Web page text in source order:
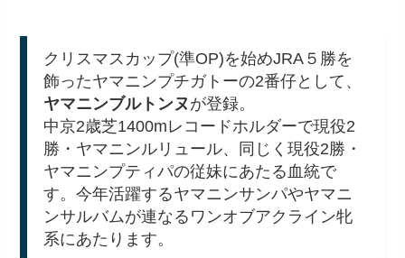
クリスマスカップ(準OP)を始めJRA５勝を
飾ったヤマニンプチガトーの2番仔として、
ヤマニンブルトンヌ が登録。
中京2歳芝1400mレコードホルダーで現役2
勝・ヤマニンルリュール、同じく現役2勝・
ヤマニンプティパの従妹にあたる血統で
す。今年活躍するヤマニンサンパやヤマニ
ンサルバムが連なるワンオブアクライン牝
系にあたります。